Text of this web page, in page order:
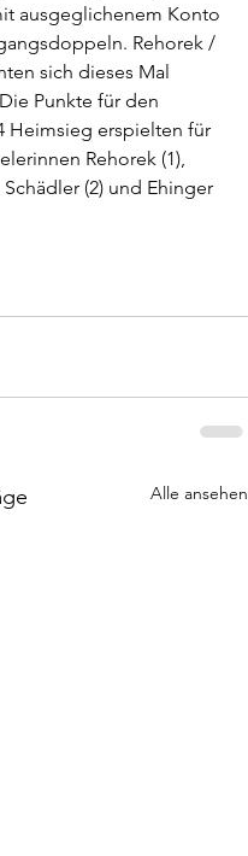
ausgeglichenem Konto
Rehorek /
sich dieses Mal
Punkte für den
Heimsieg erspielten für
Rehorek (1),
Schädler (2) und Ehinger
Alle ansehen